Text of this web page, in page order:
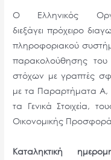
Ο Ελληνικός
διεξάγει πρόχειρο
πληροφοριακού
παρακολούθησης του
στόχων μεγραπτές
με τα Παραρτήματα Α,
τα Γενικά Στοιχεία,
Οικονομικής
Καταληκτική